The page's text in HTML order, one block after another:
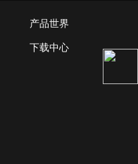
产品世界
下载中心